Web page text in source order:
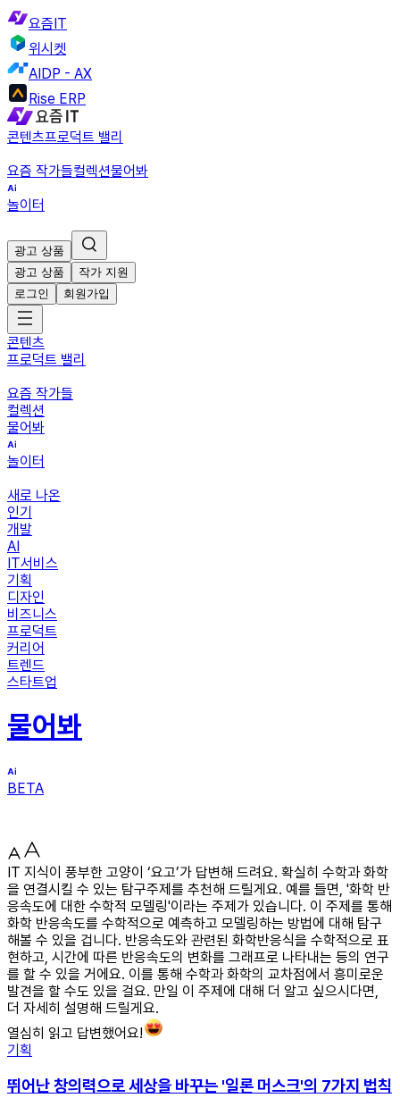
요즘IT
위시켓
AIDP - AX
Rise ERP
콘텐츠프로덕트 밸리
요즘 작가들컬렉션물어봐
놀이터
광고 상품
광고 상품
작가 지원
로그인
회원가입
콘텐츠
프로덕트 밸리
요즘 작가들
컬렉션
물어봐
놀이터
새로 나온
인기
개발
AI
IT서비스
기획
디자인
비즈니스
프로덕트
커리어
트렌드
스타트업
물어봐
BETA
IT 지식이 풍부한 고양이 ‘요고’가 답변해 드려요. 확실히 수학과 화학
을 연결시킬 수 있는 탐구주제를 추천해 드릴게요. 예를 들면, '화학 반
응속도에 대한 수학적 모델링'이라는 주제가 있습니다. 이 주제를 통해
화학 반응속도를 수학적으로 예측하고 모델링하는 방법에 대해 탐구
해볼 수 있을 겁니다. 반응속도와 관련된 화학반응식을 수학적으로 표
현하고, 시간에 따른 반응속도의 변화를 그래프로 나타내는 등의 연구
를 할 수 있을 거에요. 이를 통해 수학과 화학의 교차점에서 흥미로운
발견을 할 수도 있을 걸요. 만일 이 주제에 대해 더 알고 싶으시다면,
더 자세히 설명해 드릴게요.
열심히 읽고 답변했어요!
기획
뛰어난 창의력으로 세상을 바꾸는 '일론 머스크'의 7가지 법칙